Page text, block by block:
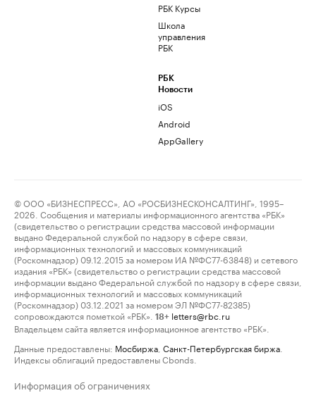
РБК Курсы
Школа
управления
РБК
РБК
Новости
iOS
Android
AppGallery
© ООО «БИЗНЕСПРЕСС», АО «РОСБИЗНЕСКОНСАЛТИНГ», 1995–
2026. Сообщения и материалы информационного агентства «РБК»
(свидетельство о регистрации средства массовой информации
выдано Федеральной службой по надзору в сфере связи,
информационных технологий и массовых коммуникаций
(Роскомнадзор) 09.12.2015 за номером ИА №ФС77-63848) и сетевого
издания «РБК» (свидетельство о регистрации средства массовой
информации выдано Федеральной службой по надзору в сфере связи,
информационных технологий и массовых коммуникаций
(Роскомнадзор) 03.12.2021 за номером ЭЛ №ФС77-82385)
сопровождаются пометкой «РБК».
18+ letters@rbc.ru
Владельцем сайта является информационное агентство «РБК».
Данные предоставлены: Мосбиржа Санкт-Петербургская биржа
Индексы облигаций предоставлены Cbonds.
Информация об ограничениях